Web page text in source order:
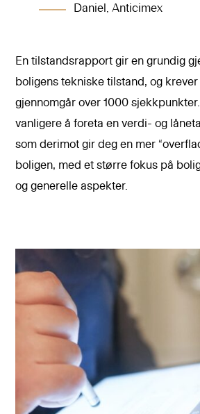
Daniel, Anticimex
En tilstandsrapport gir en grundig
boligens tekniske tilstand, og
gjennomgår over 1000
vanligere å foreta en verdi- og
som derimot gir deg en mer
boligen, med et større fokus på
og generelle aspekter.